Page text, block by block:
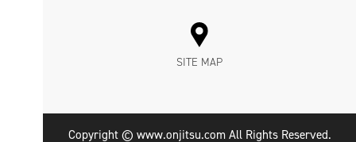
SITE MAP
Copyright © www.onjitsu.com All Rights Reserved.